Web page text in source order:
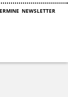
NEWSLETTER